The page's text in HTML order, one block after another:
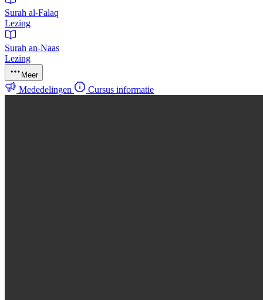
Surah al-Falaq
Lezing
Surah an-Naas
Lezing
Meer
Mededelingen Cursus informatie